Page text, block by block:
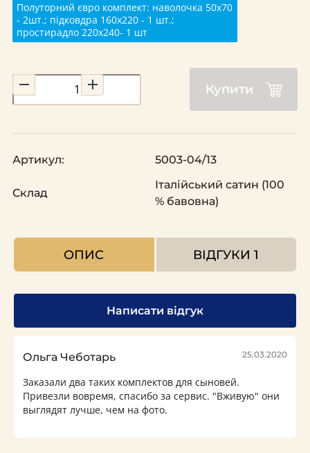
Полуторний євро комплект: наволочка 50х70
- 2шт.; підковдра 160х220 - 1 шт.;
простирадло 220х240- 1 шт
Купити
Артикул: 5003-04/13
Склад
Італійський сатин (100
% бавовна)
ОПИС ВІДГУКИ1
Написати відгук
Ольга Чеботарь 25.03.2020
Заказали два таких комплектов для сыновей.
Привезли вовремя, спасибо за сервис. "Вживую" они
выглядят лучше, чем на фото.